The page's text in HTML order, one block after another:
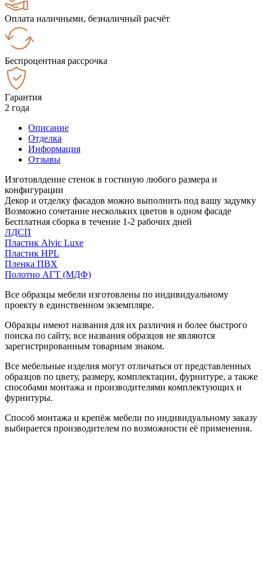
Оплата наличными, безналичный расчёт
Беспроцентная рассрочка
Гарантия
2 года
Описание
Отделка
Информация
Отзывы
Изготовлдение стенок в гостиную любого размера и
конфигурации
Декор и отделку фасадов можно выполнить под вашу задумку
Возможно сочетание нескольких цветов в одном фасаде
Бесплатная сборка в течение 1-2 рабочих дней
ЛДСП
Пластик Alvic Luxe
Пластик HPL
Пленка ПВХ
Полотно АГТ (МДФ)
Все образцы мебели изготовлены по индивидуальному
проекту в единственном экземпляре.
Образцы имеют названия для их различия и более быстрого
поиска по сайту, все названия образцов не являются
зарегистрированным товарным знаком.
Все мебельные изделия могут отличаться от представленных
образцов по цвету, размеру, комплектации, фурнитуре, а также
способами монтажа и производителями комплектующих и
фурнитуры.
Способ монтажа и крепёж мебели по индивидуальному заказу
выбирается производителем по возможности её применения.